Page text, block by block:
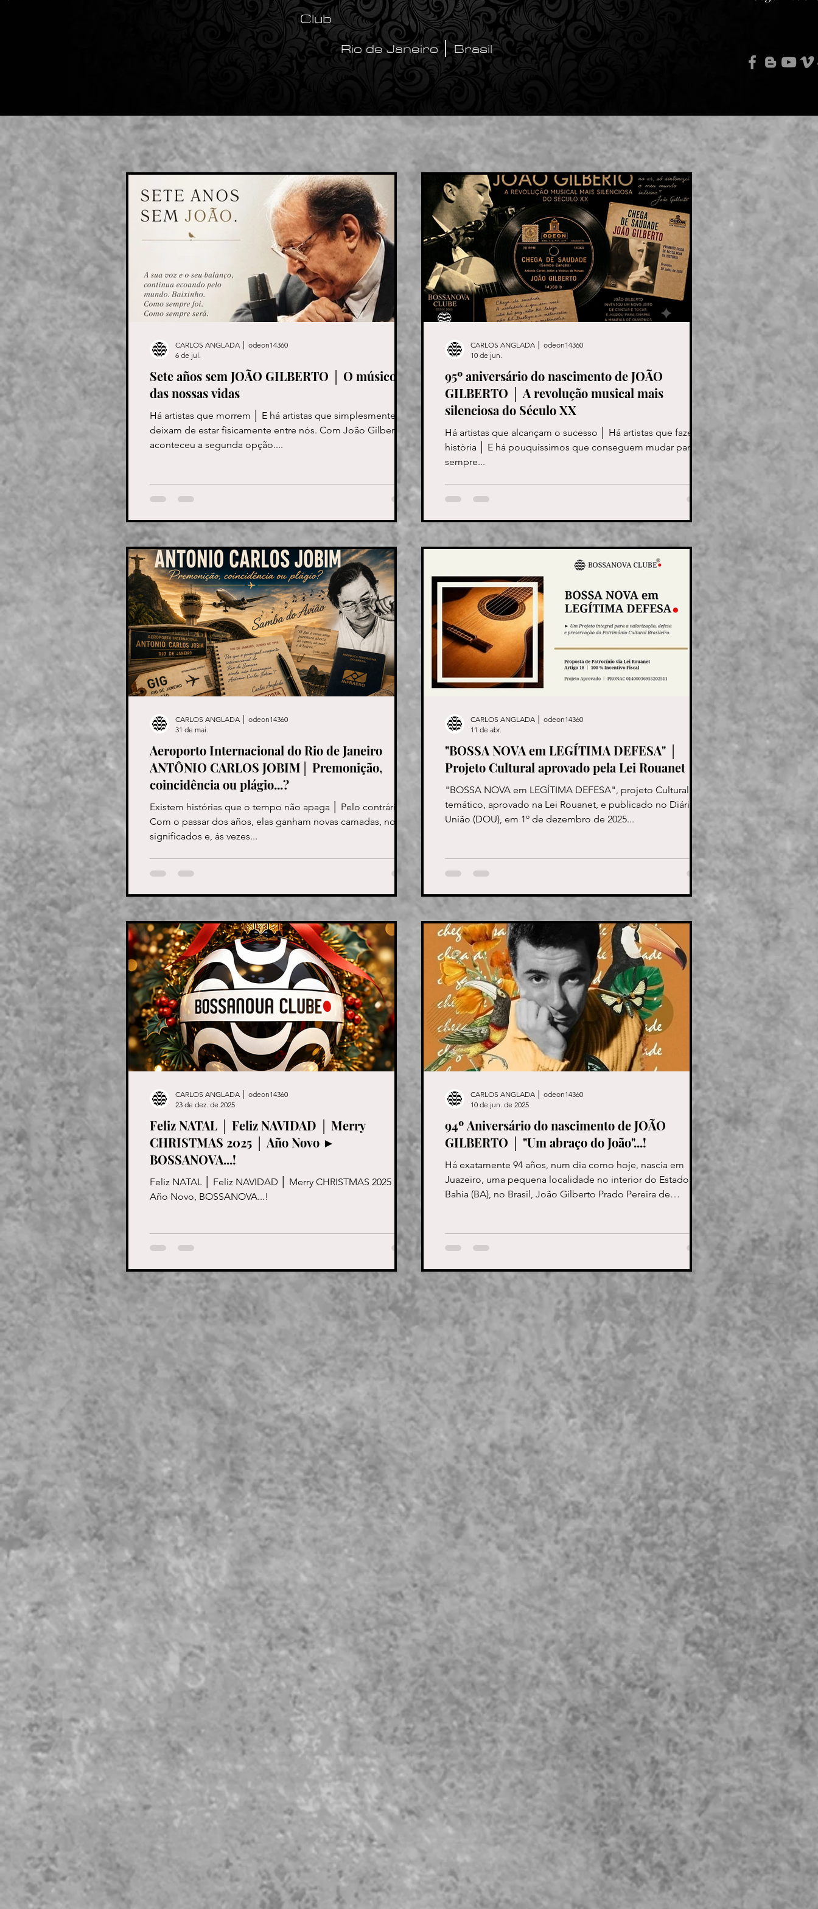
Club
Rio de Janeiro │ Brasil
Sete años sem JOÃO GILBERTO │ O músico
das nossas vidas
Há artistas que morrem │ E há artistas que simplesmente
deixam de estar fisicamente entre nós. Com João Gilberto
aconteceu a segunda opção....
CARLOS ANGLADA │ odeon14360
6 de jul.
95º aniversário do nascimento de JOÃO
GILBERTO │ A revolução musical mais
silenciosa do Século XX
Há artistas que alcançam o sucesso │ Há artistas que fazem
història │ E há pouquíssimos que conseguem mudar para
sempre...
CARLOS ANGLADA │ odeon14360
10 de jun.
Aeroporto Internacional do Rio de Janeiro
ANTÔNIO CARLOS JOBIM│ Premonição,
coincidência ou plágio...?
Existem histórias que o tempo não apaga │ Pelo contrário │
Com o passar dos años, elas ganham novas camadas, novos
significados e, às vezes...
CARLOS ANGLADA │ odeon14360
31 de mai.
"BOSSA NOVA em LEGÍTIMA DEFESA" │
Projeto Cultural aprovado pela Lei Rouanet
"BOSSA NOVA em LEGÍTIMA DEFESA", projeto Cultural
temático, aprovado na Lei Rouanet, e publicado no Diário da
União (DOU), em 1º de dezembro de 2025...
CARLOS ANGLADA │ odeon14360
11 de abr.
Feliz NATAL │ Feliz NAVIDAD │ Merry
CHRISTMAS 2025 │ Año Novo ►
BOSSANOVA...!
Feliz NATAL │ Feliz NAVIDAD │ Merry CHRISTMAS 2025 │
Año Novo, BOSSANOVA...!
CARLOS ANGLADA │ odeon14360
23 de dez. de 2025
94º Aniversário do nascimento de JOÃO
GILBERTO │ "Um abraço do João"...!
Há exatamente 94 años, num dia como hoje, nascia em
Juazeiro, uma pequena localidade no interior do Estado da
Bahia (BA), no Brasil, João Gilberto Prado Pereira de
CARLOS ANGLADA │ odeon14360
10 de jun. de 2025